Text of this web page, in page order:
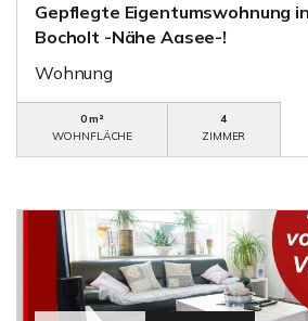
Gepflegte Eigentumswohnung
Bocholt -Nähe Aasee-!
Wohnung
0 m²
WOHNFLÄCHE
4
ZIMMER